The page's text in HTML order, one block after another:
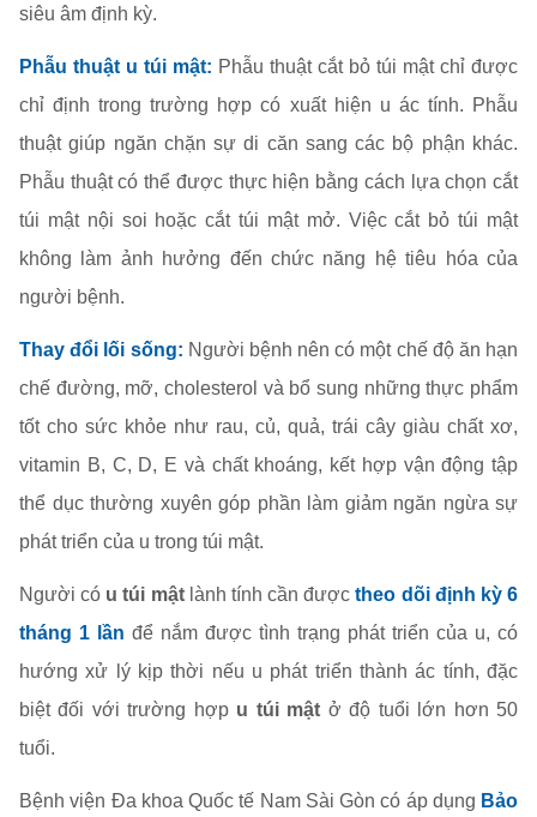
siêu âm định kỳ.
Phẫu thuật u túi mật: Phẫu thuật cắt bỏ túi mật chỉ được
chỉ định trong trường hợp có xuất hiện u ác tính. Phẫu
thuật giúp ngăn chặn sự di căn sang các bộ phận khác.
Phẫu thuật có thể được thực hiện bằng cách lựa chọn cắt
túi mật nội soi hoặc cắt túi mật mở. Việc cắt bỏ túi mật
không làm ảnh hưởng đến chức năng hệ tiêu hóa của
người bệnh.
Thay đổi lối sống: Người bệnh nên có một chế độ ăn hạn
chế đường, mỡ, cholesterol và bổ sung những thực phẩm
tốt cho sức khỏe như rau, củ, quả, trái cây giàu chất xơ,
vitamin B, C, D, E và chất khoáng, kết hợp vận động tập
thể dục thường xuyên góp phần làm giảm ngăn ngừa sự
phát triển của u trong túi mật.
Người có u túi mậtlành tính cần được theo dõi định kỳ 6
tháng 1 lần để nắm được tình trạng phát triển của u, có
hướng xử lý kịp thời nếu u phát triển thành ác tính, đặc
biệt đối với trường hợp u túi mật ở độ tuổi lớn hơn 50
tuổi.
Bệnh viện Đa khoa Quốc tế Nam Sài Gòn có áp dụng Bảo